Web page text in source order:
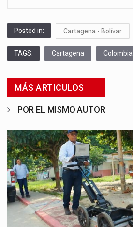
Posted in: Cartagena - Bolívar
TAGS: Cartagena Colombia
MÁS ARTICULOS
POR EL MISMO AUTOR